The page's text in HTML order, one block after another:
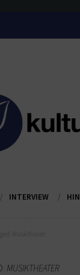
INTERVIEW
MUSIKTHEATER